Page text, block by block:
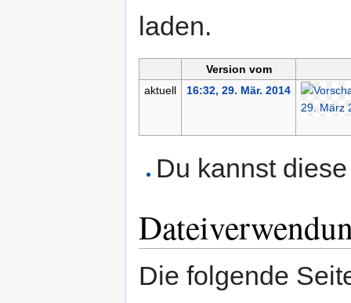
laden.
Version vom
aktuell
16:32, 29. Mär. 2014
Du kannst
Die folgende